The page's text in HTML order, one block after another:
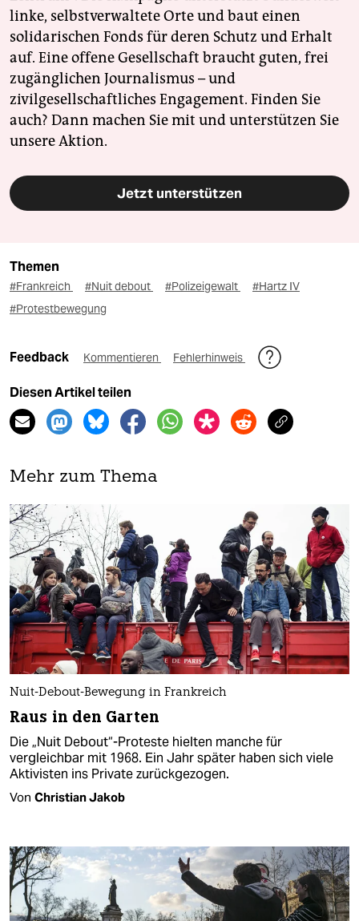
linke, selbstverwaltete Orte und baut einen
solidarischen Fonds für deren Schutz und Erhalt
auf. Eine offene Gesellschaft braucht guten, frei
zugänglichen Journalismus – und
zivilgesellschaftliches Engagement. Finden Sie
auch? Dann machen Sie mit und unterstützen Sie
unsere Aktion.
Jetzt unterstützen
Themen
#Frankreich #Nuit debout #Polizeigewalt
#Hartz IV
#Protestbewegung
Feedback Kommentieren Fehlerhinweis
Diesen Artikel teilen
Mehr zum Thema
Nuit-Debout-Bewegung in Frankreich
Raus in den Garten
Die „Nuit Debout“-Proteste hielten manche für
vergleichbar mit 1968. Ein Jahr später haben sich viele
Aktivisten ins Private zurückgezogen.
Von Christian Jakob